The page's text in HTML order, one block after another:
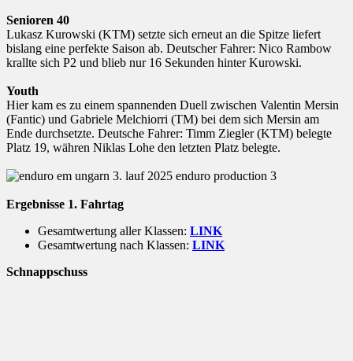
Senioren 40
Lukasz Kurowski (KTM) setzte sich erneut an die Spitze liefert
bislang eine perfekte Saison ab. Deutscher Fahrer: Nico Rambow
krallte sich P2 und blieb nur 16 Sekunden hinter Kurowski.
Youth
Hier kam es zu einem spannenden Duell zwischen Valentin Mersin
(Fantic) und Gabriele Melchiorri (TM) bei dem sich Mersin am
Ende durchsetzte. Deutsche Fahrer: Timm Ziegler (KTM) belegte
Platz 19, währen Niklas Lohe den letzten Platz belegte.
Ergebnisse 1. Fahrtag
Gesamtwertung aller Klassen: LINK
Gesamtwertung nach Klassen: LINK
Schnappschuss